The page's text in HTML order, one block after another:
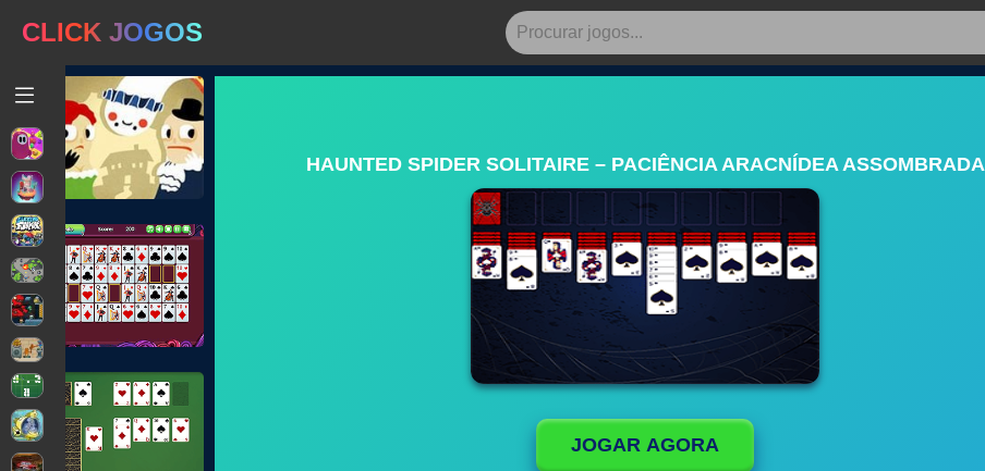
CLICK JOGOS
HAUNTED SPIDER SOLITAIRE – PACIÊNCIA ARACNÍDEA ASSOMBRADA
JOGAR AGORA